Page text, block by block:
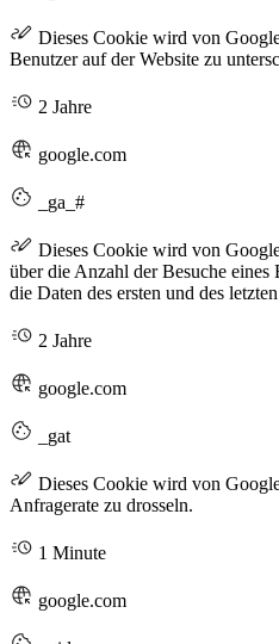
Dieses Cookie wird von
Benutzer auf der Website zu
2 Jahre
google.com
_ga_#
Dieses Cookie wird von
über die Anzahl der Besuche eines
die Daten des ersten und des
2 Jahre
google.com
_gat
Dieses Cookie wird von
Anfragerate zu drosseln.
1 Minute
google.com